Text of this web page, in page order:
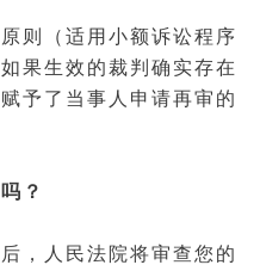
则（适用小额诉讼程序
果生效的裁判确实存在
予了 当事人 申请再审 的
？
，人民法院将审查您的